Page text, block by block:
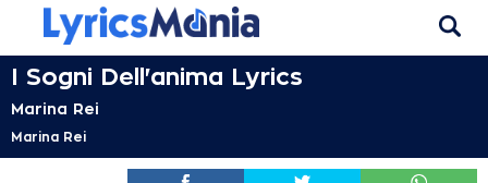
I Sogni Dell'anima Lyrics
Marina Rei
Marina Rei